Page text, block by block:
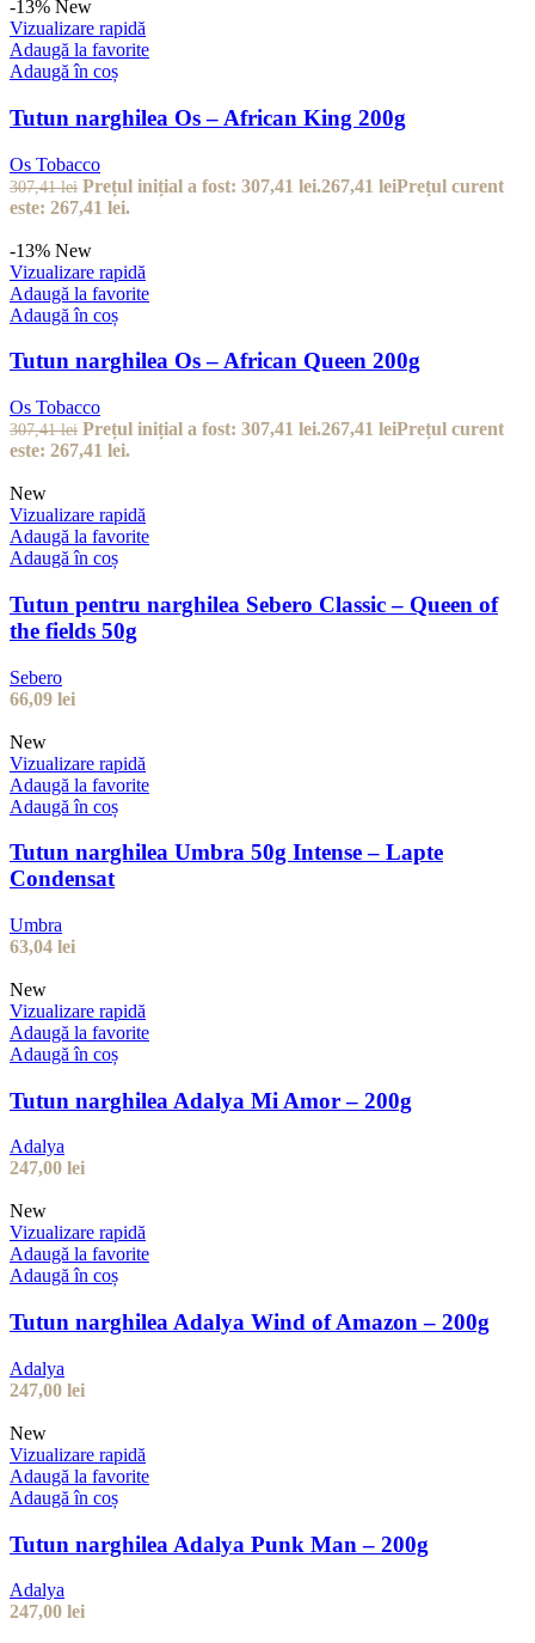
-13% New
Vizualizare rapidă
Adaugă la favorite
Adaugă în coș
Tutun narghilea Os – African King 200g
Os Tobacco
307,41lei Prețul inițial a fost: 307,41 lei.267,41 leiPrețul curent
este: 267,41 lei.
-13% New
Vizualizare rapidă
Adaugă la favorite
Adaugă în coș
Tutun narghilea Os – African Queen 200g
Os Tobacco
307,41lei Prețul inițial a fost: 307,41 lei.267,41 leiPrețul curent
este: 267,41 lei.
New
Vizualizare rapidă
Adaugă la favorite
Adaugă în coș
Tutun pentru narghilea Sebero Classic – Queen of
the fields 50g
Sebero
66,09 lei
New
Vizualizare rapidă
Adaugă la favorite
Adaugă în coș
Tutun narghilea Umbra 50g Intense – Lapte
Condensat
Umbra
63,04 lei
New
Vizualizare rapidă
Adaugă la favorite
Adaugă în coș
Tutun narghilea Adalya Mi Amor – 200g
Adalya
247,00 lei
New
Vizualizare rapidă
Adaugă la favorite
Adaugă în coș
Tutun narghilea Adalya Wind of Amazon – 200g
Adalya
247,00 lei
New
Vizualizare rapidă
Adaugă la favorite
Adaugă în coș
Tutun narghilea Adalya Punk Man – 200g
Adalya
247,00 lei